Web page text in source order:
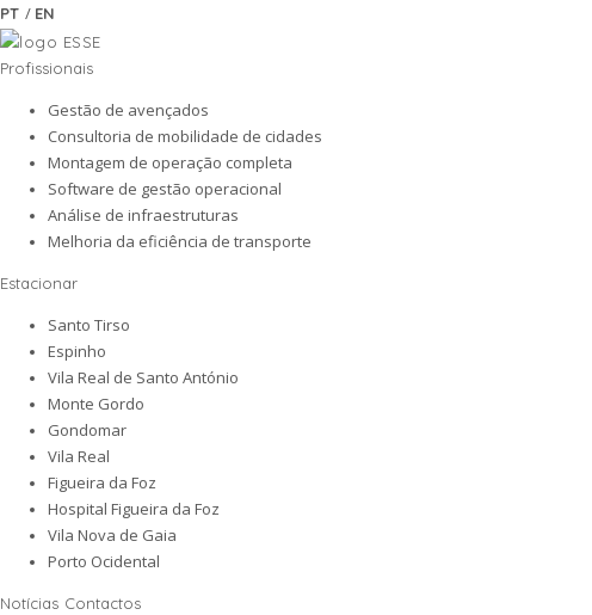
PT / EN
Profissionais
Gestão de avençados
Consultoria de mobilidade de cidades
Montagem de operação completa
Software de gestão operacional
Análise de infraestruturas
Melhoria da eficiência de transporte
Estacionar
Santo Tirso
Espinho
Vila Real de Santo António
Monte Gordo
Gondomar
Vila Real
Figueira da Foz
Hospital Figueira da Foz
Vila Nova de Gaia
Porto Ocidental
Notícias Contactos